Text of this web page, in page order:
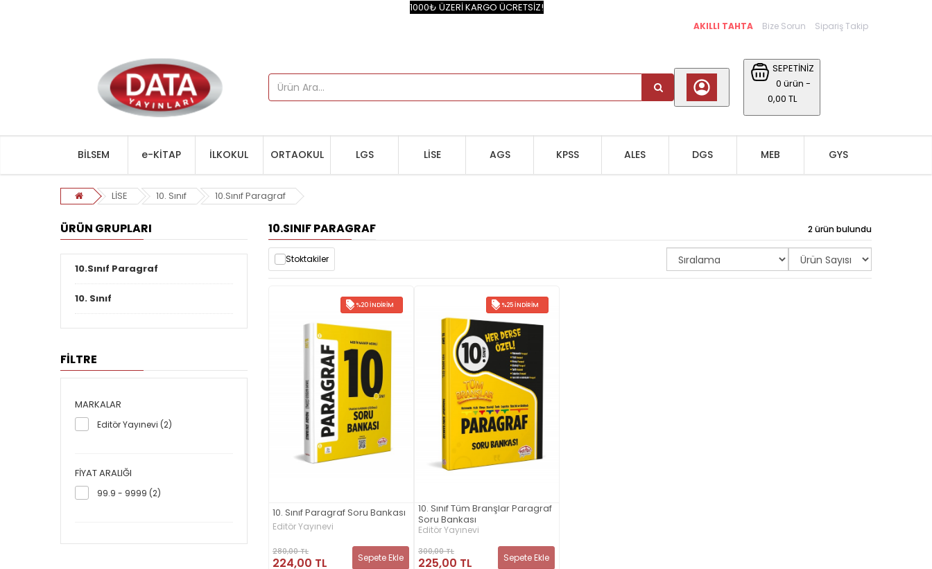
1000₺ ÜZERİ KARGO ÜCRETSİZ!
AKILLI TAHTA Bize Sorun Sipariş Takip
SEPETİNİZ
0 ürün -
0,00 TL
BİLSEM e-KİTAP İLKOKUL ORTAOKUL LGS LİSE AGS KPSS ALES DGS MEB GYS
LİSE 10. Sınıf 10.Sınıf Paragraf
ÜRÜN GRUPLARI
10.Sınıf Paragraf
10. Sınıf
FİLTRE
MARKALAR
Editör Yayınevi (2)
FIYAT ARALIĞI
99.9 - 9999 (2)
10.SINIF PARAGRAF 2 ürün bulundu
Stoktakiler
%20 İNDIRIM
10. Sınıf Paragraf Soru Bankası
Editör Yayınevi
280,00 TL
224,00 TL Sepete Ekle
%25 İNDIRIM
10. Sınıf Tüm Branşlar Paragraf
Soru Bankası
Editör Yayınevi
300,00 TL
225,00 TL Sepete Ekle